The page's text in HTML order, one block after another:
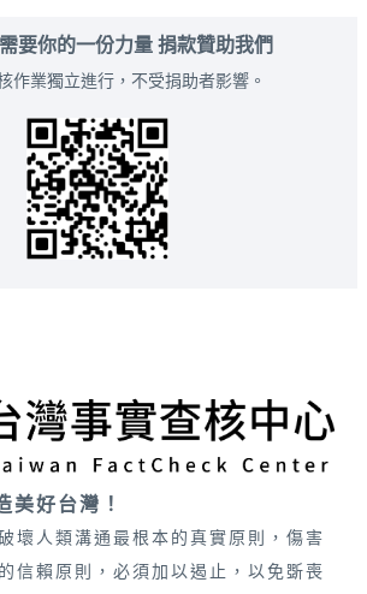
要你的一份力量 捐款贊助我們
作業獨立進行，不受捐助者影響。
美好台灣！
壞人類溝通最根本的真實原則，傷害
信賴原則，必須加以遏止，以免斲喪